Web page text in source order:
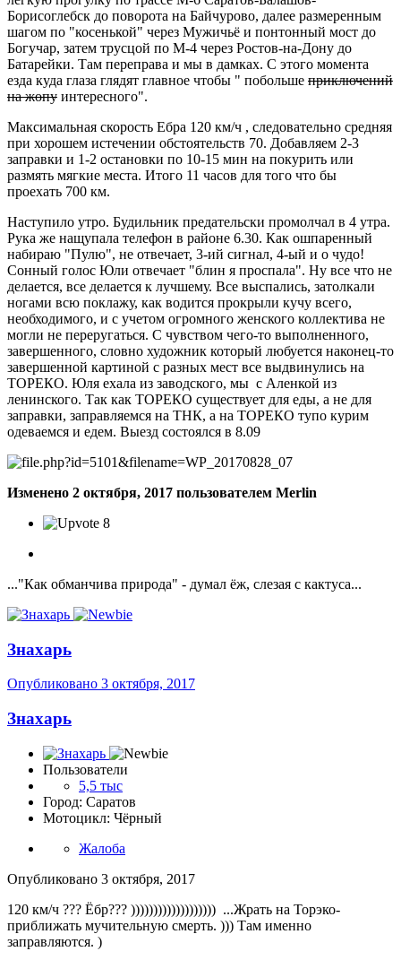
Борисоглебск до поворота на Байчурово, далее размеренным
шагом по "косенькой" через Мужичьё и понтонный мост до
Богучар, затем трусцой по М-4 через Ростов-на-Дону до
Батарейки. Там переправа и мы в дамках. С этого момента
езда куда глаза глядят главное чтобы " побольше приключений
на жопу интересного".
Максимальная скорость Ебра 120 км/ч , следовательно средняя
при хорошем истечении обстоятельств 70. Добавляем 2-3
заправки и 1-2 остановки по 10-15 мин на покурить или
размять мягкие места. Итого 11 часов для того что бы
проехать 700 км.
Наступило утро. Будильник предательски промолчал в 4 утра.
Рука же нащупала телефон в районе 6.30. Как ошпаренный
набираю "Пулю", не отвечает, 3-ий сигнал, 4-ый и о чудо!
Сонный голос Юли отвечает "блин я проспала". Ну все что не
делается, все делается к лучшему. Все выспались, затолкали
ногами всю поклажу, как водится прокрыли кучу всего,
необходимого, и с учетом огромного женского коллектива не
могли не переругаться. С чувством чего-то выполненного,
завершенного, словно художник который любуется наконец-то
завершенной картиной с разных мест все выдвинулись на
ТОРЕКО. Юля ехала из заводского, мы с Аленкой из
ленинского. Так как ТОРЕКО существует для еды, а не для
заправки, заправляемся на ТНК, а на ТОРЕКО тупо курим
одеваемся и едем. Выезд состоялся в 8.09
Изменено 2 октября, 2017 пользователем Merlin
8
..."Как обманчива природа" - думал ёж, слезая с кактуса...
Знахарь
Опубликовано 3 октября, 2017
Знахарь
Пользователи
5,5 тыс
Город: Саратов
Мотоцикл: Чёрный
Жалоба
Опубликовано 3 октября, 2017
120 км/ч ??? Ёбр??? ))))))))))))))))))) ...Жрать на Торэко-
приближать мучительную смерть. ))) Там именно
заправляются. )